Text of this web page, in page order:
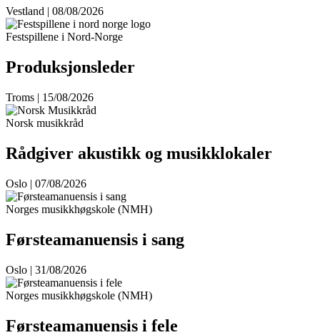
Vestland | 08/08/2026
Festspillene i Nord-Norge
Produksjonsleder
Troms | 15/08/2026
Norsk musikkråd
Rådgiver akustikk og musikklokaler
Oslo | 07/08/2026
Norges musikkhøgskole (NMH)
Førsteamanuensis i sang
Oslo | 31/08/2026
Norges musikkhøgskole (NMH)
Førsteamanuensis i fele